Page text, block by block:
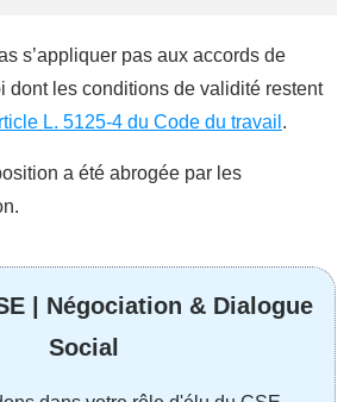
s’appliquer pas aux accords de
dont les conditions de validité restent
L. 5125-4 du Code du travail .
a été abrogée par les
| Négociation & Dialogue
Social